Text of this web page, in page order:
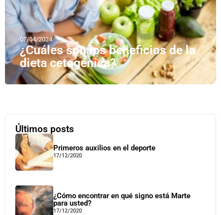
07/04/2024
¿Cuáles son los beneficios de la
dieta cetogénica?
Últimos posts
Primeros auxilios en el deporte
17/12/2020
¿Cómo encontrar en qué signo está Marte
para usted?
17/12/2020